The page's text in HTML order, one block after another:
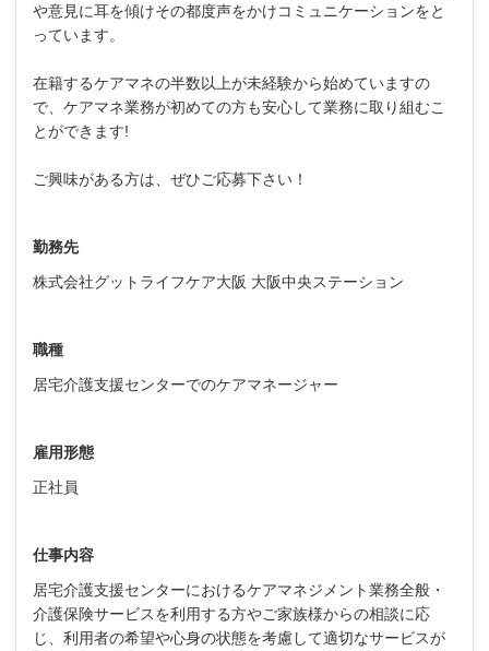
や意見に耳を傾けその都度声をかけコミュニケーションをと
っています。
在籍するケアマネの半数以上が未経験から始めていますの
で、ケアマネ業務が初めての方も安心して業務に取り組むこ
とができます!
ご興味がある方は、ぜひご応募下さい！
勤務先
株式会社グットライフケア大阪 大阪中央ステーション
職種
居宅介護支援センターでのケアマネージャー
雇用形態
正社員
仕事内容
居宅介護支援センターにおけるケアマネジメント業務全般・
介護保険サービスを利用する方やご家族様からの相談に応
じ、利用者の希望や心身の状態を考慮して適切なサービスが